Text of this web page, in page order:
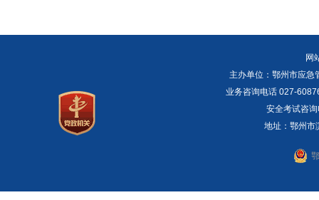
网
主办单位：鄂州市应
业务咨询电话 027-
安全考试咨
地址：鄂州市